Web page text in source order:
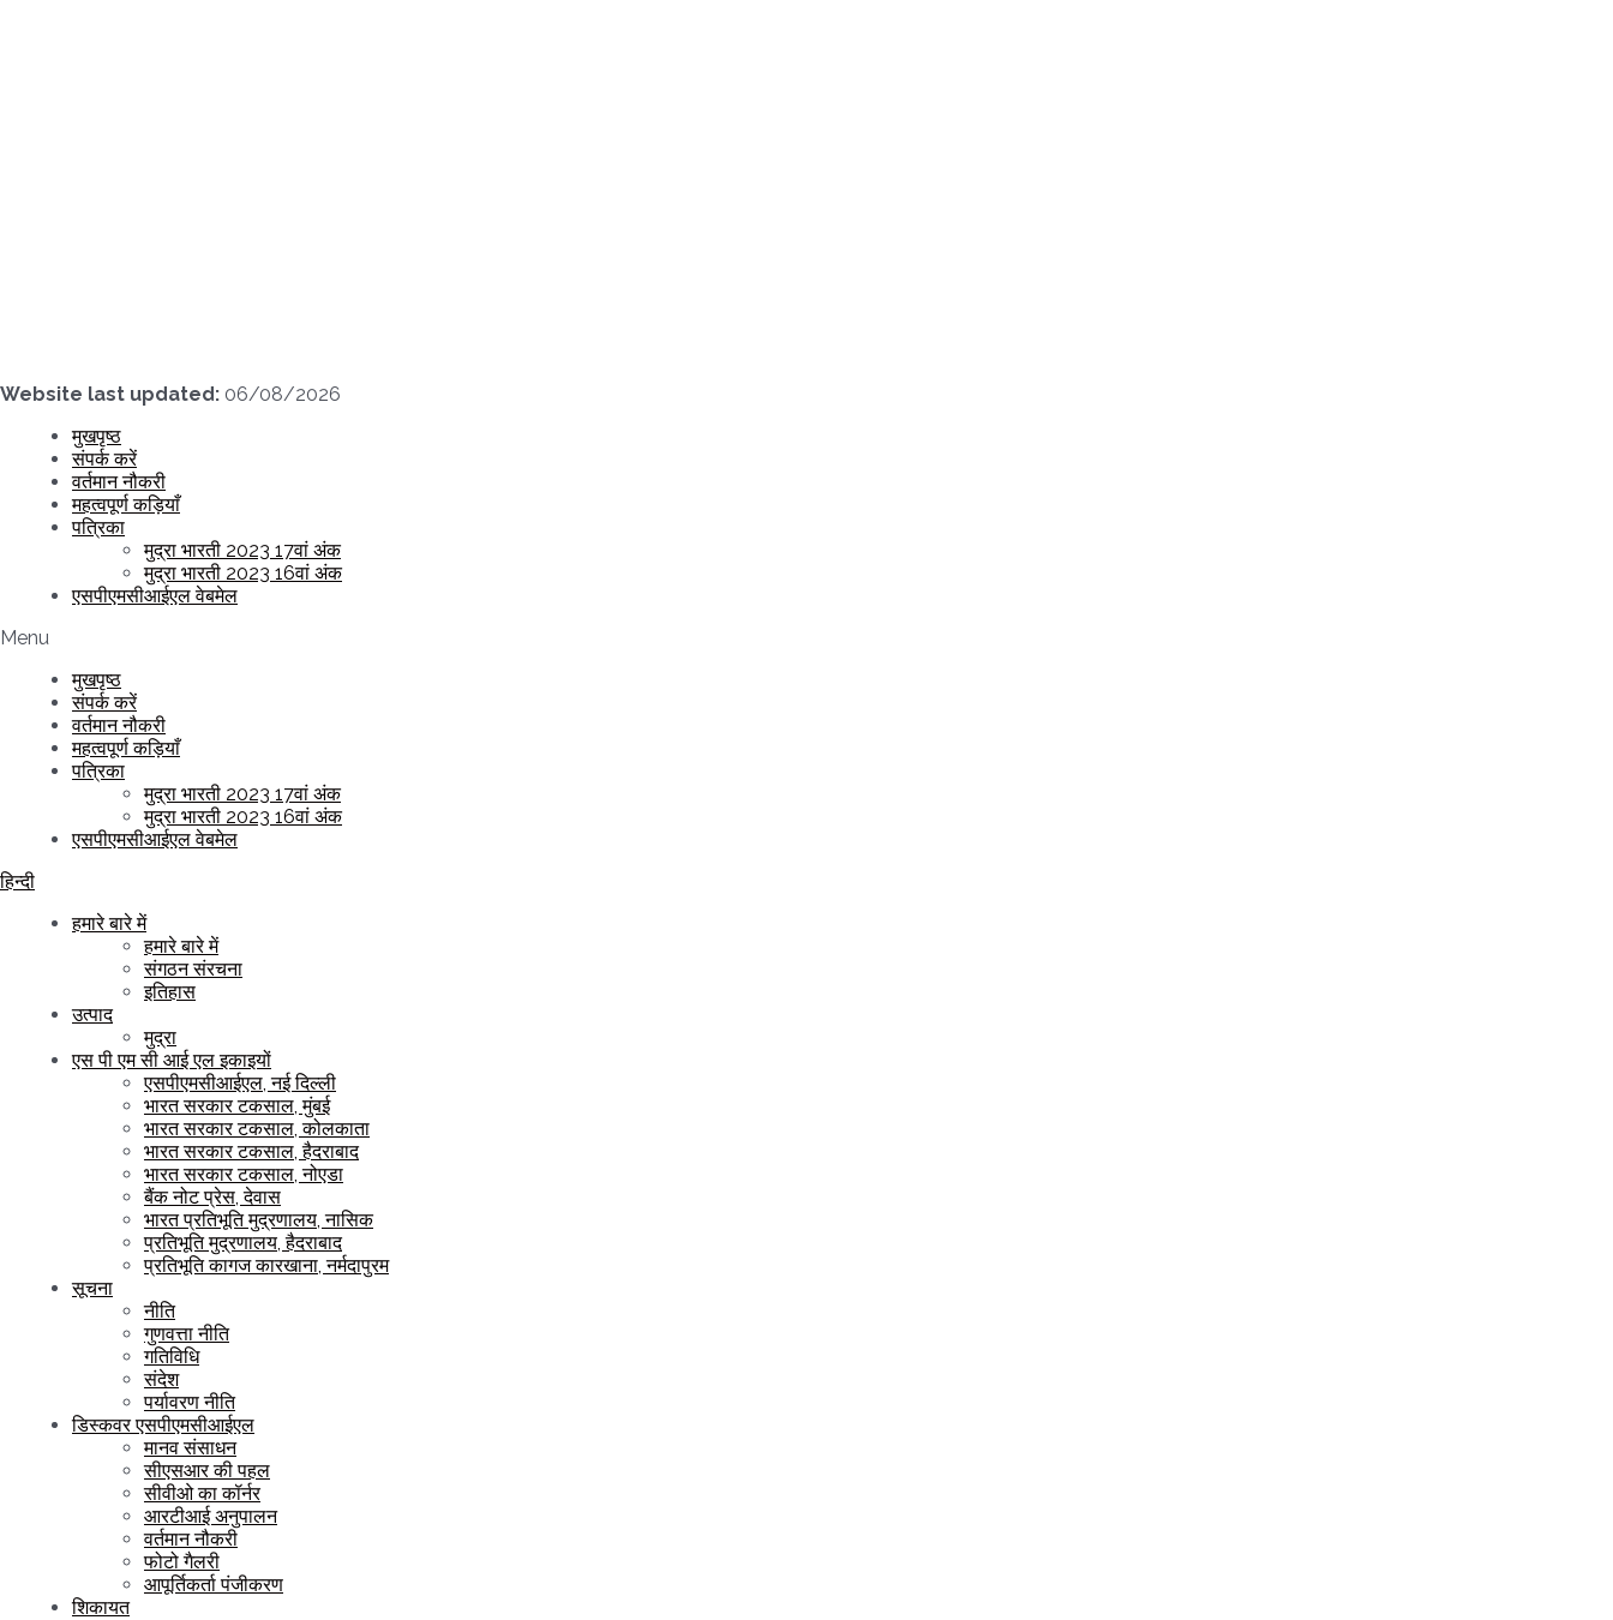
Website last updated: 06/08/2026
मुखपृष्ठ
संपर्क करें
वर्तमान नौकरी
महत्वपूर्ण कड़ियाँ
पत्रिका
मुद्रा भारती 2023 17वां अंक
मुद्रा भारती 2023 16वां अंक
एसपीएमसीआईएल वेबमेल
Menu
मुखपृष्ठ
संपर्क करें
वर्तमान नौकरी
महत्वपूर्ण कड़ियाँ
पत्रिका
मुद्रा भारती 2023 17वां अंक
मुद्रा भारती 2023 16वां अंक
एसपीएमसीआईएल वेबमेल
हिन्दी
हमारे बारे में
हमारे बारे में
संगठन संरचना
इतिहास
उत्पाद
मुद्रा
एस पी एम सी आई एल इकाइयों
एसपीएमसीआईएल, नई दिल्ली
भारत सरकार टकसाल, मुंबई
भारत सरकार टकसाल, कोलकाता
भारत सरकार टकसाल, हैदराबाद
भारत सरकार टकसाल, नोएडा
बैंक नोट प्रेस, देवास
भारत प्रतिभूति मुद्रणालय, नासिक
प्रतिभूति मुद्रणालय, हैदराबाद
प्रतिभूति कागज कारखाना, नर्मदापुरम
सूचना
नीति
गुणवत्ता नीति
गतिविधि
संदेश
पर्यावरण नीति
डिस्कवर एसपीएमसीआईएल
मानव संसाधन
सीएसआर की पहल
सीवीओ का कॉर्नर
आरटीआई अनुपालन
वर्तमान नौकरी
फोटो गैलरी
आपूर्तिकर्ता पंजीकरण
शिकायत